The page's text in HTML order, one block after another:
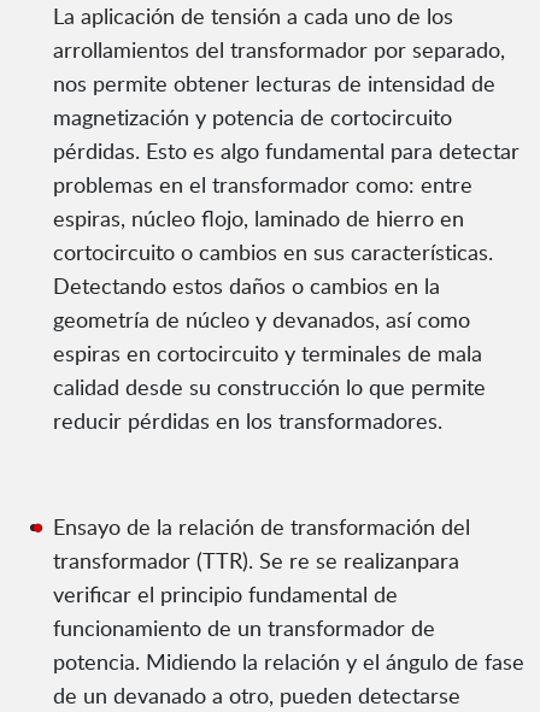
La aplicación de tensión a cada uno de los
arrollamientos del transformador por separado,
nos permite obtener lecturas de intensidad de
magnetización y potencia de cortocircuito
pérdidas. Esto es algo fundamental para detectar
problemas en el transformador como: entre
espiras, núcleo flojo, laminado de hierro en
cortocircuito o cambios en sus características.
Detectando estos daños o cambios en la
geometría de núcleo y devanados, así como
espiras en cortocircuito y terminales de mala
calidad desde su construcción lo que permite
reducir pérdidas en los transformadores.
Ensayo de la relación de transformación del
transformador (TTR). Se re se realizanpara
verificar el principio fundamental de
funcionamiento de un transformador de
potencia. Midiendo la relación y el ángulo de fase
de un devanado a otro, pueden detectarse